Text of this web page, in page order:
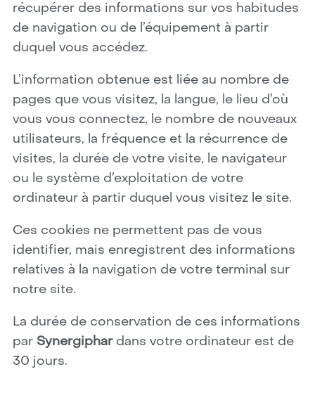
récupérer des informations sur vos habitudes
de navigation ou de l’équipement à partir
duquel vous accédez.
L’information obtenue est liée au nombre de
pages que vous visitez, la langue, le lieu d’où
vous vous connectez, le nombre de nouveaux
utilisateurs, la fréquence et la récurrence de
visites, la durée de votre visite, le navigateur
ou le système d’exploitation de votre
ordinateur à partir duquel vous visitez le site.
Ces cookies ne permettent pas de vous
identifier, mais enregistrent des informations
relatives à la navigation de votre terminal sur
notre site.
La durée de conservation de ces informations
par Synergiphardans votre ordinateur est de
30 jours.